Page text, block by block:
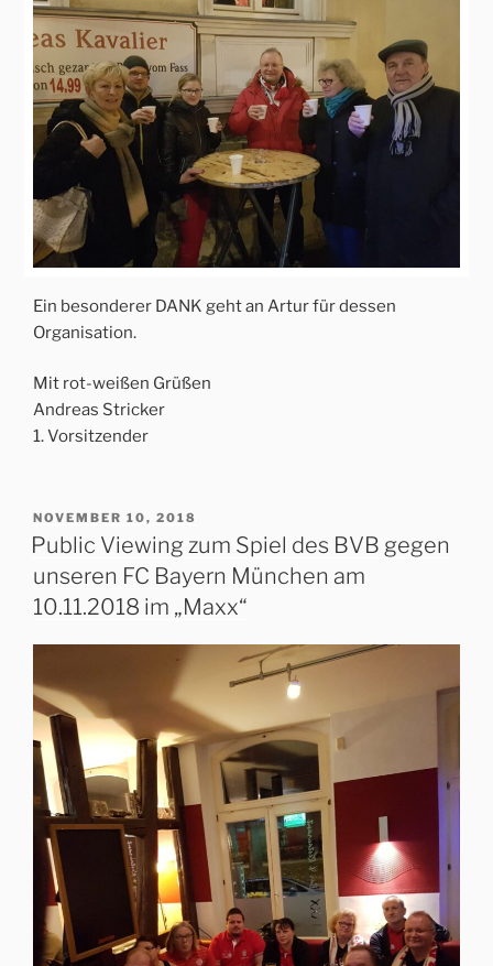
Ein besonderer DANK geht an Artur für dessen
Organisation.
Mit rot-weißen Grüßen
Andreas Stricker
1. Vorsitzender
VERÖFFENTLICHT
AM
NOVEMBER 10, 2018
Public Viewing zum Spiel des BVB gegen
unseren FC Bayern München am
10.11.2018 im „Maxx“